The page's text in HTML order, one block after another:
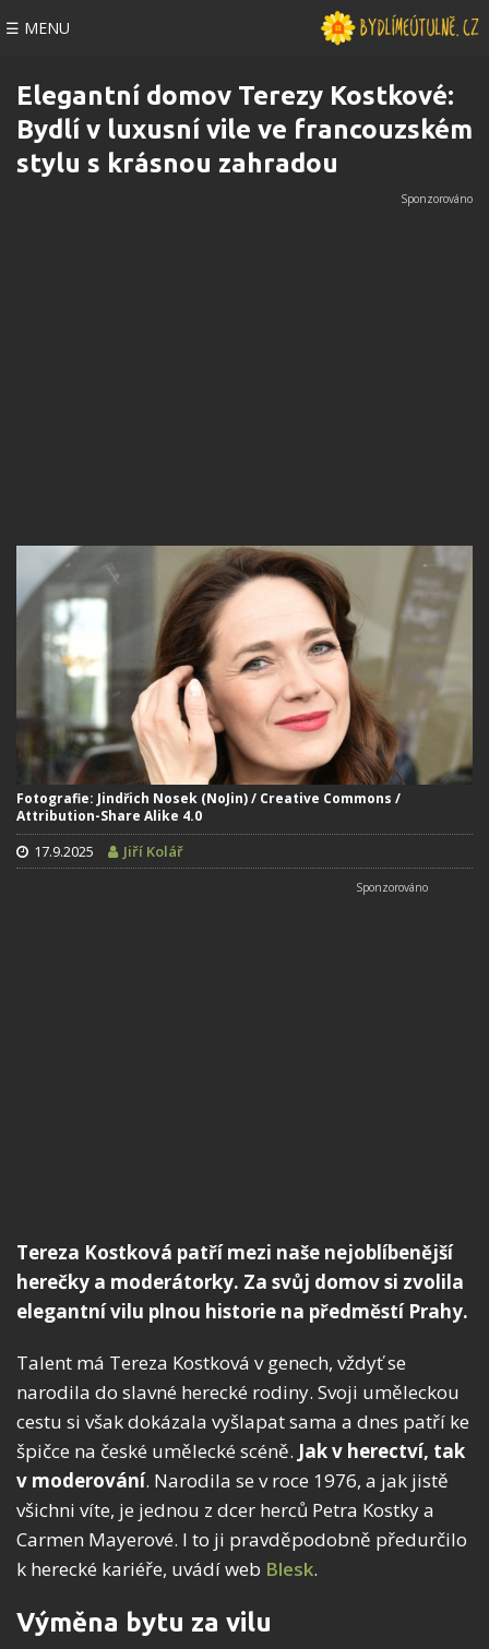
☰ MENU
Elegantní domov Terezy Kostkové:
Bydlí v luxusní vile ve francouzském
stylu s krásnou zahradou
Fotografie: Jindřich Nosek (NoJin) / Creative Commons /
Attribution-Share Alike 4.0
17.9.2025 Jiří Kolář
Tereza Kostková patří mezi naše nejoblíbenější
herečky a moderátorky. Za svůj domov si zvolila
elegantní vilu plnou historie na předměstí Prahy.
Talent má Tereza Kostková v genech, vždyť se
narodila do slavné herecké rodiny. Svoji uměleckou
cestu si však dokázala vyšlapat sama a dnes patří ke
špičce na české umělecké scéně. Jak v herectví, tak
v moderování. Narodila se v roce 1976, a jak jistě
všichni víte, je jednou z dcer herců Petra Kostky a
Carmen Mayerové. I to ji pravděpodobně předurčilo
k herecké kariéře, uvádí web Blesk.
Výměna bytu za vilu